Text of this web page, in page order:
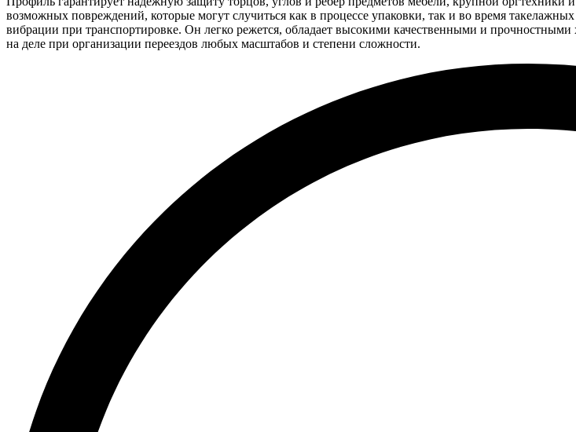
возможных повреждений, которые могут случиться как в процессе упаковки, так и во время
вибрации при транспортировке. Он легко режется, обладает высокими качественными и
на деле при организации переездов любых масштабов и степени сложности.